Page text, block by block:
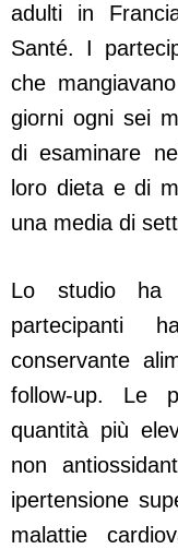
adulti in
Santé. I
che
giorni ogni sei
di esaminare
loro dieta e di
una media di
Lo studio ha
partecipanti
conservante
follow-up. Le
quantità più
non
ipertensione
malattie